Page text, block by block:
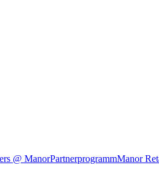
@ ManorPartnerprogrammManor